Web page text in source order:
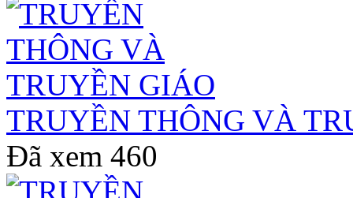
TRUYỀN THÔNG VÀ
Đã xem 460